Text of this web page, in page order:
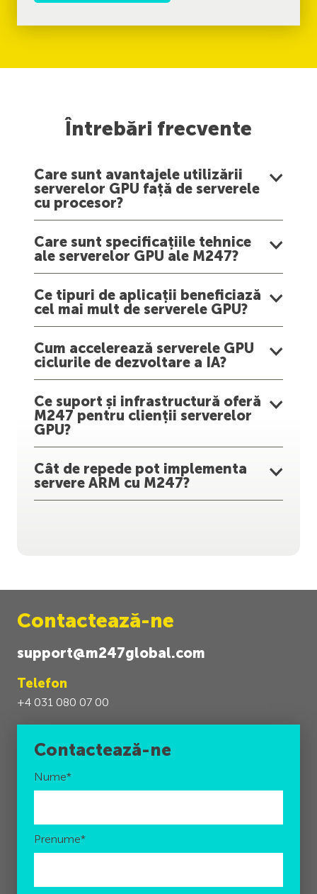
Întrebări frecvente
Care sunt avantajele utilizării
serverelor GPU față de serverele
cu procesor?
Care sunt specificațiile tehnice
ale serverelor GPU ale M247?
Ce tipuri de aplicații beneficiază
cel mai mult de serverele GPU?
Cum accelerează serverele GPU
ciclurile de dezvoltare a IA?
Ce suport și infrastructură oferă
M247 pentru clienții serverelor
GPU?
Cât de repede pot implementa
servere ARM cu M247?
Contactează-ne
support@m247global.com
Telefon
+4 031 080 07 00
Contactează-ne
Nume*
Prenume*